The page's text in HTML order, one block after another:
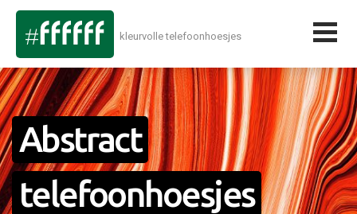
kleurvolle telefoonhoesjes
Abstract
telefoonhoesjes